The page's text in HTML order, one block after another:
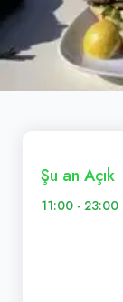
Şu an Açık
11:00 - 23:00